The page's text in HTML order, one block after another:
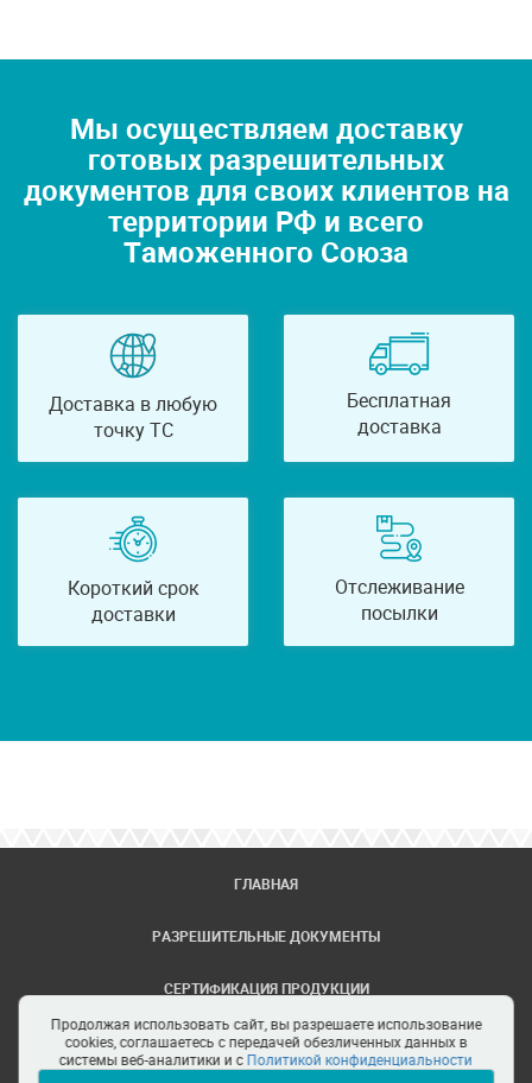
Мы осуществляем доставку
готовых разрешительных
документов для своих клиентов на
территории РФ и всего
Таможенного Союза
Доставка в любую
точку ТС
Бесплатная
доставка
Короткий срок
доставки
Отслеживание
посылки
ГЛАВНАЯ
РАЗРЕШИТЕЛЬНЫЕ ДОКУМЕНТЫ
СЕРТИФИКАЦИЯ ПРОДУКЦИИ
ЗАДАТЬ ВОПРОС
Продолжая использовать сайт, вы разрешаете использование
cookies, соглашаетесь с передачей обезличенных данных в
системы веб-аналитики и сПолитикой конфиденциальности